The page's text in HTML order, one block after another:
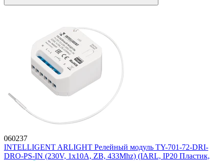
060237
INTELLIGENT ARLIGHT Релейный модуль TY-701-72-DRI-
DRO-PS-IN (230V, 1x10A, ZB, 433Mhz) (IARL, IP20 Пластик,